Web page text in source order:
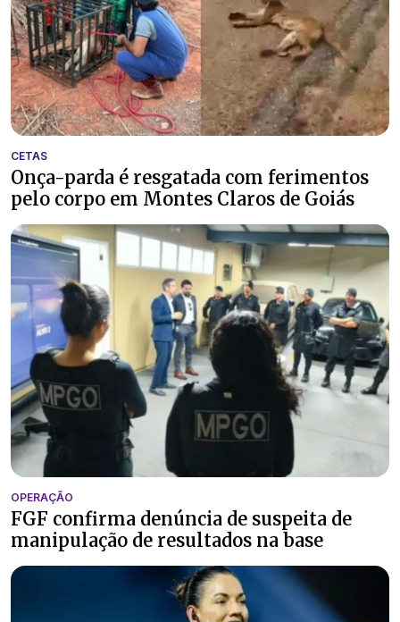
CETAS
Onça-parda é resgatada com ferimentos
pelo corpo em Montes Claros de Goiás
OPERAÇÃO
FGF confirma denúncia de suspeita de
manipulação de resultados na base